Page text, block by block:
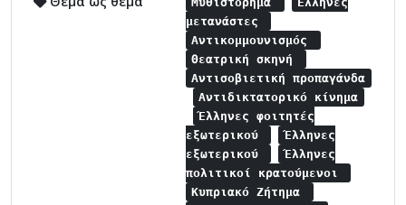
μετανάστες
Αντικομμουνισμός
Θεατρική σκηνή
Αντισοβιετική προπαγάνδα
Αντιδικτατορικό κίνημα
Έλληνες φοιτητές
εξωτερικού
Έλληνες
εξωτερικού
Έλληνες
πολιτικοί κρατούμενοι
Κυπριακό Ζήτημα